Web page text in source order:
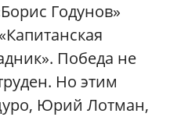
Годунов»
Победа не
Но этим
Юрий Лотман,